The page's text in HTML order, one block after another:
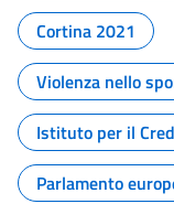
Cortina 2021
Violenza nello
Istituto per il
Parlamento